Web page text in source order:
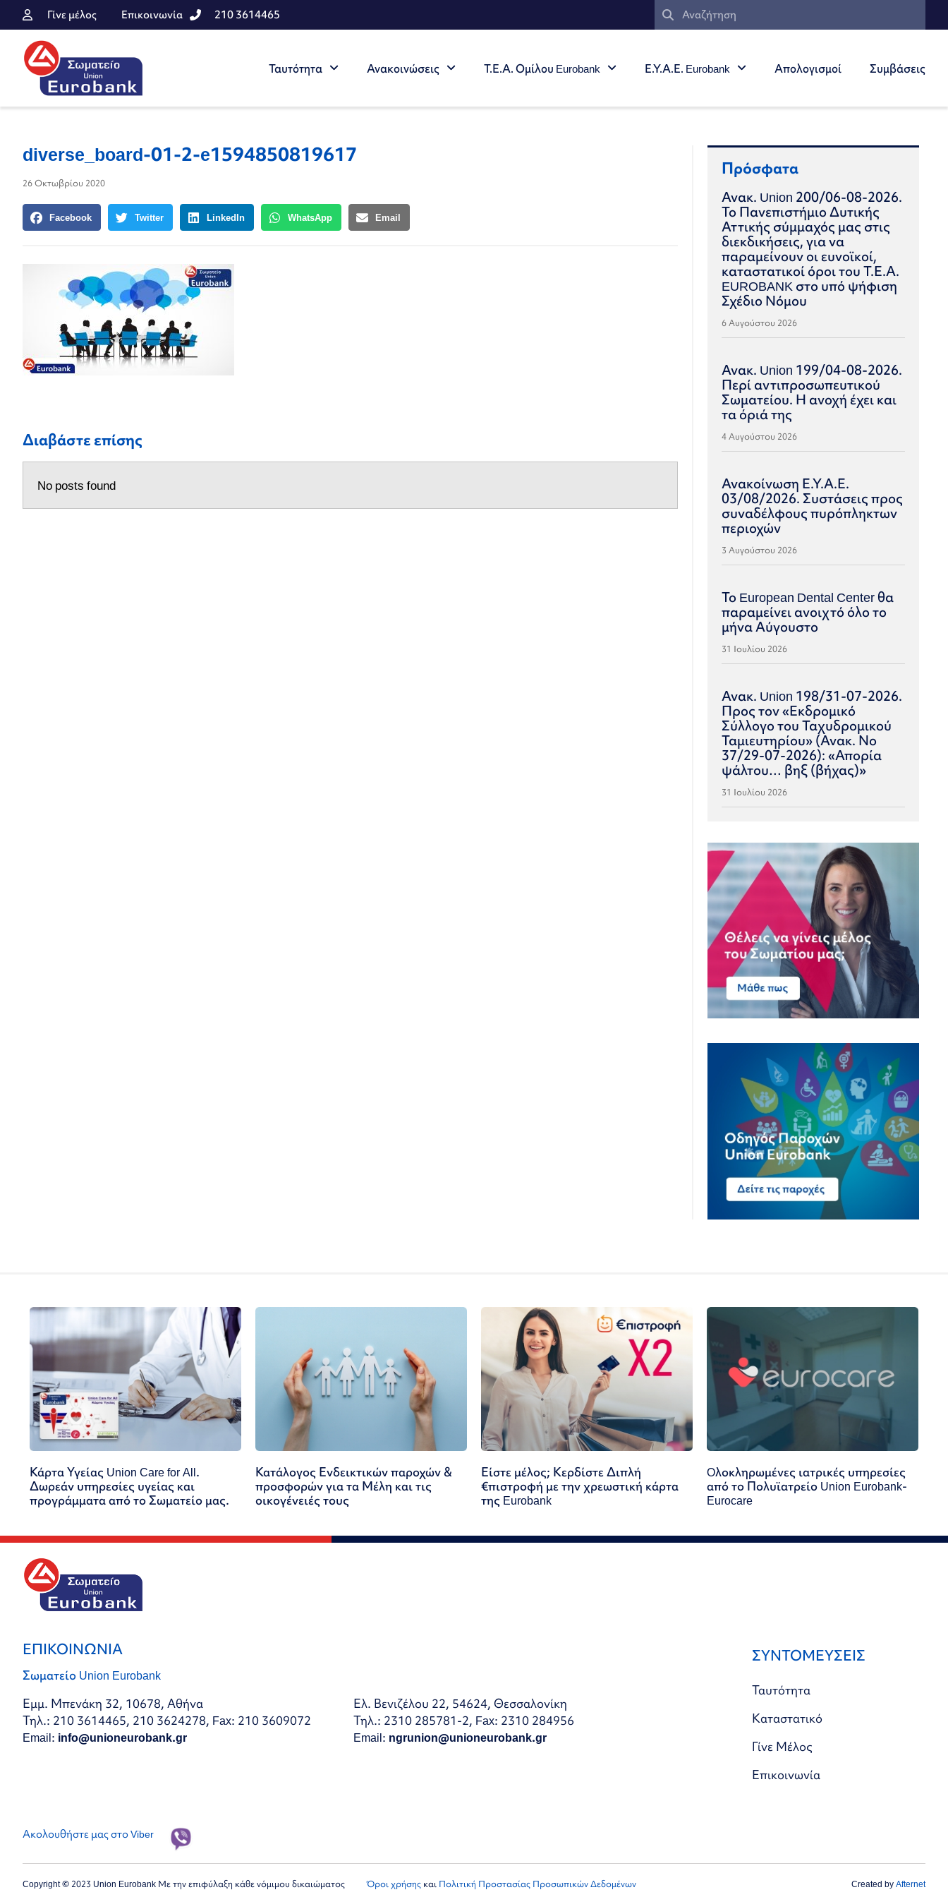
Γίνε μέλος Επικοινωνία 210 3614465
Ταυτότητα Ανακοινώσεις Τ.Ε.Α. Ομίλου Eurobank Ε.Υ.Α.Ε. Eurobank Απολογισμοί Συμβάσεις
diverse_board-01-2-e1594850819617
26 Οκτωβρίου 2020
Facebook Twitter LinkedIn WhatsApp Email
Διαβάστε επίσης
No posts found
Πρόσφατα
Ανακ. Union 200/06-08-2026.
Το Πανεπιστήμιο Δυτικής
Αττικής σύμμαχός μας στις
διεκδικήσεις, για να
παραμείνουν οι ευνοϊκοί,
καταστατικοί όροι του Τ.Ε.Α.
EUROBANK στο υπό ψήφιση
Σχέδιο Νόμου
6 Αυγούστου 2026
Ανακ. Union 199/04-08-2026.
Περί αντιπροσωπευτικού
Σωματείου. Η ανοχή έχει και
τα όριά της
4 Αυγούστου 2026
Ανακοίνωση Ε.Υ.Α.Ε.
03/08/2026. Συστάσεις προς
συναδέλφους πυρόπληκτων
περιοχών
3 Αυγούστου 2026
Το European Dental Center θα
παραμείνει ανοιχτό όλο το
μήνα Αύγουστο
31 Ιουλίου 2026
Ανακ. Union 198/31-07-2026.
Προς τον «Εκδρομικό
Σύλλογο του Ταχυδρομικού
Ταμιευτηρίου» (Ανακ. Νο
37/29-07-2026): «Απορία
ψάλτου… βηξ (βήχας)»
31 Ιουλίου 2026
Κάρτα Υγείας Union Care for All.
Δωρεάν υπηρεσίες υγείας και
προγράμματα από το Σωματείο μας.
Κατάλογος Ενδεικτικών παροχών &
προσφορών για τα Μέλη και τις
οικογένειές τους
Είστε μέλος; Κερδίστε Διπλή
€πιστροφή με την χρεωστική κάρτα
της Eurobank
Oλοκληρωμένες ιατρικές υπηρεσίες
από το Πολυϊατρείο Union Eurobank-
Eurocare
ΕΠΙΚΟΙΝΩΝΙΑ
Σωματείο Union Eurobank
Εμμ. Μπενάκη 32, 10678, Αθήνα
Τηλ.: 210 3614465, 210 3624278, Fax: 210 3609072
Email: info@unioneurobank.gr
Ελ. Βενιζέλου 22, 54624, Θεσσαλονίκη
Τηλ.: 2310 285781-2, Fax: 2310 284956
Email: ngrunion@unioneurobank.gr
ΣΥΝΤΟΜΕΥΣΕΙΣ
Ταυτότητα
Καταστατικό
Γίνε Μέλος
Επικοινωνία
Ακολουθήστε μας στο Viber
Copyright © 2023 Union Eurobank Με την επιφύλαξη κάθε νόμιμου δικαιώματος Όροι χρήσης και Πολιτική Προστασίας Προσωπικών Δεδομένων Created byAfternet